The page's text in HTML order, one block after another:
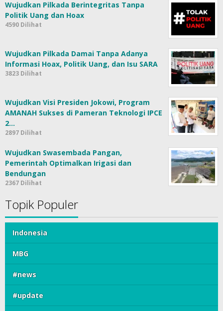
Wujudkan Pilkada Berintegritas Tanpa
Politik Uang dan Hoax
4590 Dilihat
Wujudkan Pilkada Damai Tanpa Adanya
Informasi Hoax, Politik Uang, dan Isu SARA
3823 Dilihat
Wujudkan Visi Presiden Jokowi, Program
AMANAH Sukses di Pameran Teknologi IPCE
2…
2897 Dilihat
Wujudkan Swasembada Pangan,
Pemerintah Optimalkan Irigasi dan
Bendungan
2367 Dilihat
Topik Populer
Indonesia
MBG
#news
#update